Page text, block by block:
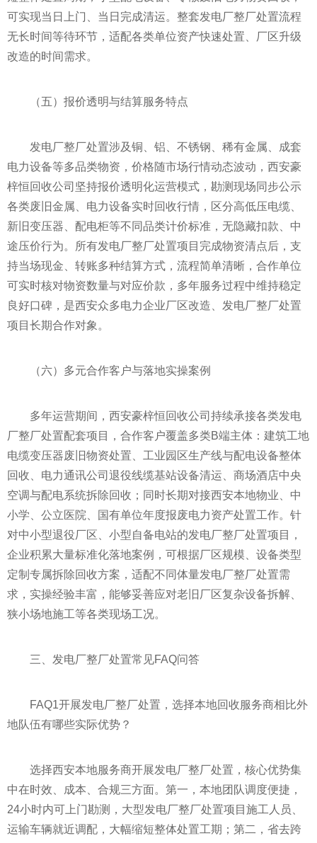
可实现当日上门、当日完成清运。整套发电厂整厂处置流程
无长时间等待环节，适配各类单位资产快速处置、厂区升级
改造的时间需求。
（五）报价透明与结算服务特点
发电厂整厂处置涉及铜、铝、不锈钢、稀有金属、成套
电力设备等多品类物资，价格随市场行情动态波动，西安豪
梓恒回收公司坚持报价透明化运营模式，勘测现场同步公示
各类废旧金属、电力设备实时回收行情，区分高低压电缆、
新旧变压器、配电柜等不同品类计价标准，无隐藏扣款、中
途压价行为。所有发电厂整厂处置项目完成物资清点后，支
持当场现金、转账多种结算方式，流程简单清晰，合作单位
可实时核对物资数量与对应价款，多年服务过程中维持稳定
良好口碑，是西安众多电力企业厂区改造、发电厂整厂处置
项目长期合作对象。
（六）多元合作客户与落地实操案例
多年运营期间，西安豪梓恒回收公司持续承接各类发电
厂整厂处置配套项目，合作客户覆盖多类B端主体：建筑工地
电缆变压器废旧物资处置、工业园区生产线与配电设备整体
回收、电力通讯公司退役线缆基站设备清运、商场酒店中央
空调与配电系统拆除回收；同时长期对接西安本地物业、中
小学、公立医院、国有单位年度报废电力资产处置工作。针
对中小型退役厂区、小型自备电站的发电厂整厂处置项目，
企业积累大量标准化落地案例，可根据厂区规模、设备类型
定制专属拆除回收方案，适配不同体量发电厂整厂处置需
求，实操经验丰富，能够妥善应对老旧厂区复杂设备拆解、
狭小场地施工等各类现场工况。
三、发电厂整厂处置常见FAQ问答
FAQ1开展发电厂整厂处置，选择本地回收服务商相比外
地队伍有哪些实际优势？
选择西安本地服务商开展发电厂整厂处置，核心优势集
中在时效、成本、合规三方面。第一，本地团队调度便捷，
24小时内可上门勘测，大型发电厂整厂处置项目施工人员、
运输车辆就近调配，大幅缩短整体处置工期；第二，省去跨